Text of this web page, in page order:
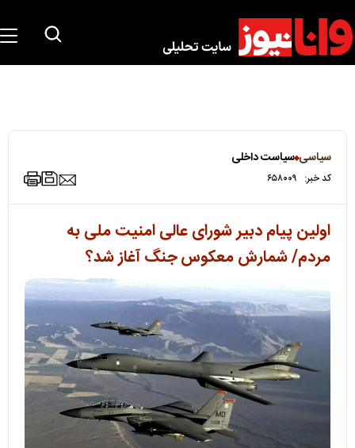
سیاسی سیاست داخلی
کد خبر: ۶۵۸۰۰۹
اولین پیام دبیر شورای عالی امنیت ملی به
مردم/ شمارش معکوس جنگ آغاز شد؟